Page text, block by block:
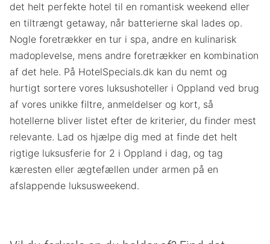
det helt perfekte hotel til en romantisk weekend eller
en tiltrængt getaway, når batterierne skal lades op.
Nogle foretrækker en tur i spa, andre en kulinarisk
madoplevelse, mens andre foretrækker en kombination
af det hele. På HotelSpecials.dk kan du nemt og
hurtigt sortere vores luksushoteller i Oppland ved brug
af vores unikke filtre, anmeldelser og kort, så
hotellerne bliver listet efter de kriterier, du finder mest
relevante. Lad os hjælpe dig med at finde det helt
rigtige luksusferie for 2 i Oppland i dag, og tag
kæresten eller ægtefællen under armen på en
afslappende luksusweekend.